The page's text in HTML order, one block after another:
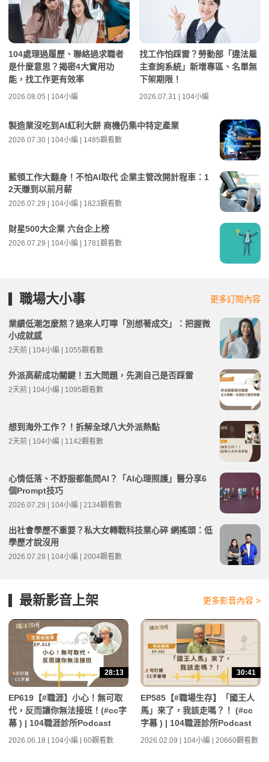
104處理過履歷、聯絡過求職者
是什麼意思？揭密4大實用功
能，找工作更有效率
2026.08.05 | 104小編
找工作怕踩雷？勞動部「違法雇
主查詢系統」新增專區、名單無
下架期限！
2026.07.31 | 104小編
製造業沒吃到AI紅利大餅 商機仍集中特定產業
2026.07.30 | 104小編 | 1485觀看數
藍領工作大翻身！不怕AI取代 企業主管改開計程車：1
2天賺到以前月薪
2026.07.29 | 104小編 | 1823觀看數
財星500大企業 六台企上榜
2026.07.29 | 104小編 | 1781觀看數
職場大小事 更多訂閱內容
業績低潮怎麼熬？過來人叮嚀「別想著成交」：把握微
小成就感
2天前 | 104小編 | 1055觀看數
外派高薪成功關鍵！五大問題，先測自己是否踩雷
2天前 | 104小編 | 1095觀看數
想到海外工作？！拆解全球八大外派熱點
2天前 | 104小編 | 1142觀看數
心情低落、不舒服都能問AI？「AI心理照護」醫分享6
個Prompt技巧
2026.07.29 | 104小編 | 2134觀看數
出社會學歷不重要？私大女轉戰科技業心碎 網搖頭：低
學歷才說沒用
2026.07.28 | 104小編 | 2004觀看數
最新影音上架 更多影音內容 >
28:13
EP619【#職涯】小心！無可取
代，反而讓你無法接班！(#cc字
幕 ) | 104職涯診所Podcast
2026.06.18 | 104小編 | 60觀看數
30:41
EP585【#職場生存】「國王人
馬」來了，我該走嗎？！ (#cc
字幕 ) | 104職涯診所Podcast
2026.02.09 | 104小編 | 20660觀看數